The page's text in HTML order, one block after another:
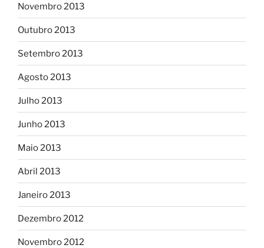
Novembro 2013
Outubro 2013
Setembro 2013
Agosto 2013
Julho 2013
Junho 2013
Maio 2013
Abril 2013
Janeiro 2013
Dezembro 2012
Novembro 2012